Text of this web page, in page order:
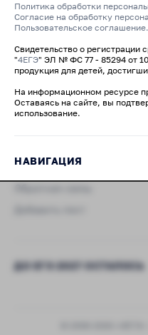
Политика обработки
Согласие на обработку
Пользовательское соглашение.
Свидетельство о регистрации
"4ЕГЭ" ЭЛ № ФС 77 - 85294 от
продукция для детей,
На информационном ресурсе
Оставаясь на сайте, вы
использование.
НАВИГАЦИЯ
ДО ЕГЭ 2027 ОСТАЛОСЬ